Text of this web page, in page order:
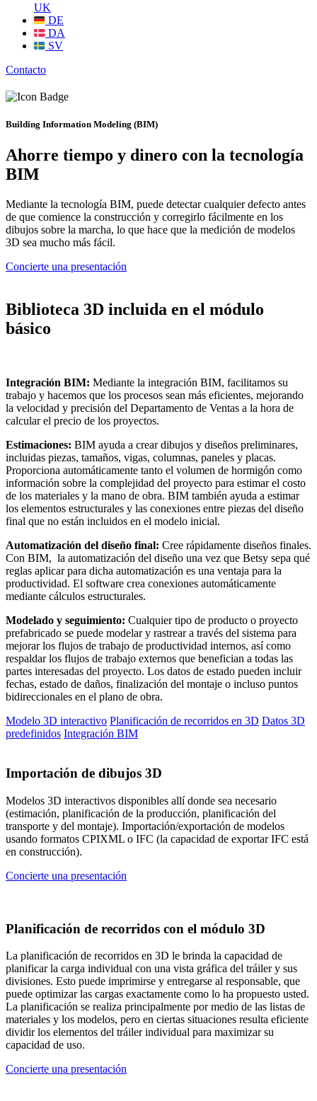
UK
DE
DA
SV
Contacto
Building Information Modeling (BIM)
Ahorre tiempo y dinero con la tecnología
BIM
Mediante la tecnología BIM, puede detectar cualquier defecto antes
de que comience la construcción y corregirlo fácilmente en los
dibujos sobre la marcha, lo que hace que la medición de modelos
3D sea mucho más fácil.
Concierte una presentación
Biblioteca 3D incluida en el módulo
básico
Integración BIM: Mediante la integración BIM, facilitamos su
trabajo y hacemos que los procesos sean más eficientes, mejorando
la velocidad y precisión del Departamento de Ventas a la hora de
calcular el precio de los proyectos.
Estimaciones: BIM ayuda a crear dibujos y diseños preliminares,
incluidas piezas, tamaños, vigas, columnas, paneles y placas.
Proporciona automáticamente tanto el volumen de hormigón como
información sobre la complejidad del proyecto para estimar el costo
de los materiales y la mano de obra. BIM también ayuda a estimar
los elementos estructurales y las conexiones entre piezas del diseño
final que no están incluidos en el modelo inicial.
Automatización del diseño final: Cree rápidamente diseños finales.
Con BIM, la automatización del diseño una vez que Betsy sepa qué
reglas aplicar para dicha automatización es una ventaja para la
productividad. El software crea conexiones automáticamente
mediante cálculos estructurales.
Modelado y seguimiento: Cualquier tipo de producto o proyecto
prefabricado se puede modelar y rastrear a través del sistema para
mejorar los flujos de trabajo de productividad internos, así como
respaldar los flujos de trabajo externos que benefician a todas las
partes interesadas del proyecto. Los datos de estado pueden incluir
fechas, estado de daños, finalización del montaje o incluso puntos
bidireccionales en el plano de obra.
Modelo 3D interactivo Planificación de recorridos en 3D Datos 3D
predefinidos Integración BIM
Importación de dibujos 3D
Modelos 3D interactivos disponibles allí donde sea necesario
(estimación, planificación de la producción, planificación del
transporte y del montaje). Importación/exportación de modelos
usando formatos CPIXML o IFC (la capacidad de exportar IFC está
en construcción).
Concierte una presentación
Planificación de recorridos con el módulo 3D
La planificación de recorridos en 3D le brinda la capacidad de
planificar la carga individual con una vista gráfica del tráiler y sus
divisiones. Esto puede imprimirse y entregarse al responsable, que
puede optimizar las cargas exactamente como lo ha propuesto usted.
La planificación se realiza principalmente por medio de las listas de
materiales y los modelos, pero en ciertas situaciones resulta eficiente
dividir los elementos del tráiler individual para maximizar su
capacidad de uso.
Concierte una presentación